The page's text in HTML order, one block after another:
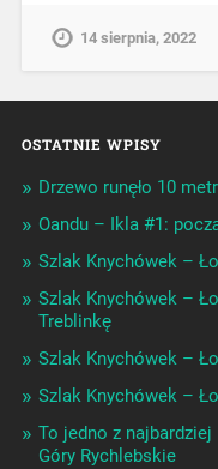
14 sierpnia, 2022
OSTATNIE WPISY
Drzewo runęło 10
Oandu – Ikla #1:
Szlak Knychówek –
Szlak Knychówek –
Treblinkę
Szlak Knychówek –
Szlak Knychówek –
To jedno z najbardziej
Góry Rychlebskie